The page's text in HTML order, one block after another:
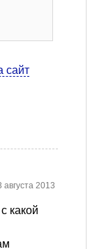
сайт
2013
какой